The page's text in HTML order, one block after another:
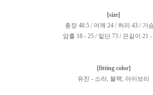
[size]
총장 48.5 / 어깨 24 / 허리 43 / 가
암홀 18 - 25 / 밑단 73 / 끈길이 21 -
[fitting color]
유진 - 소라, 블랙, 아이보리